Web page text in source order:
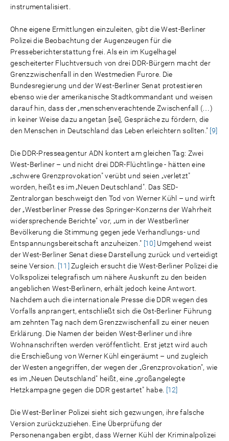
instrumentalisiert.
Ohne eigene Ermittlungen einzuleiten, gibt die West-Berliner
Polizei die Beobachtung der Augenzeugen für die
Presseberichterstattung frei. Als ein im Kugelhagel
gescheiterter Fluchtversuch von drei DDR-Bürgern macht der
Grenzzwischenfall in den Westmedien Furore. Die
Bundesregierung und der West-Berliner Senat protestieren
ebenso wie der amerikanische Stadtkommandant und weisen
darauf hin, dass der „menschenverachtende Zwischenfall (…)
in keiner Weise dazu angetan [sei], Gespräche zu fördern, die
den Menschen in Deutschland das Leben erleichtern sollten." [9]
Die DDR-Presseagentur ADN kontert am gleichen Tag: Zwei
West-Berliner – und nicht drei DDR-Flüchtlinge - hätten eine
„schwere Grenzprovokation" verübt und seien „verletzt"
worden, heißt es im „Neuen Deutschland". Das SED-
Zentralorgan beschweigt den Tod von Werner Kühl – und wirft
der „Westberliner Presse des Springer-Konzerns der Wahrheit
widersprechende Berichte" vor, „um in der Westberliner
Bevölkerung die Stimmung gegen jede Verhandlungs- und
Entspannungsbereitschaft anzuheizen." [10] Umgehend weist
der West-Berliner Senat diese Darstellung zurück und verteidigt
seine Version.
[11] Zugleich ersucht die West-Berliner Polizei die
Volkspolizei telegrafisch um nähere Auskunft zu den beiden
angeblichen West-Berlinern, erhält jedoch keine Antwort.
Nachdem auch die internationale Presse die DDR wegen des
Vorfalls anprangert, entschließt sich die Ost-Berliner Führung
am zehnten Tag nach dem Grenzzwischenfall zu einer neuen
Erklärung. Die Namen der beiden West-Berliner und ihre
Wohnanschriften werden veröffentlicht. Erst jetzt wird auch
die Erschießung von Werner Kühl eingeräumt – und zugleich
der Westen angegriffen, der wegen der „Grenzprovokation", wie
es im „Neuen Deutschland" heißt, eine „großangelegte
Hetzkampagne gegen die DDR gestartet" habe. [12]
Die West-Berliner Polizei sieht sich gezwungen, ihre falsche
Version zurückzuziehen. Eine Überprüfung der
Personenangaben ergibt, dass Werner Kühl der Kriminalpolizei